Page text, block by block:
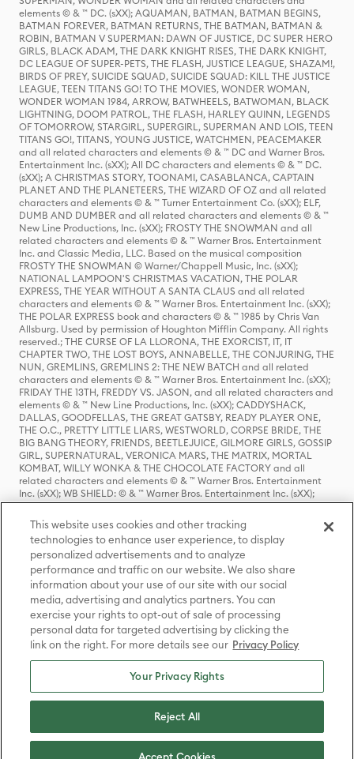
elements © & ™ DC. (sXX); AQUAMAN, BATMAN, BATMAN BEGINS,
BATMAN FOREVER, BATMAN RETURNS, THE BATMAN, BATMAN &
ROBIN, BATMAN V SUPERMAN: DAWN OF JUSTICE, DC SUPER HERO
GIRLS, BLACK ADAM, THE DARK KNIGHT RISES, THE DARK KNIGHT,
DC LEAGUE OF SUPER-PETS, THE FLASH, JUSTICE LEAGUE, SHAZAM!,
BIRDS OF PREY, SUICIDE SQUAD, SUICIDE SQUAD: KILL THE JUSTICE
LEAGUE, TEEN TITANS GO! TO THE MOVIES, WONDER WOMAN,
WONDER WOMAN 1984, ARROW, BATWHEELS, BATWOMAN, BLACK
LIGHTNING, DOOM PATROL, THE FLASH, HARLEY QUINN, LEGENDS
OF TOMORROW, STARGIRL, SUPERGIRL, SUPERMAN AND LOIS, TEEN
TITANS GO!, TITANS, YOUNG JUSTICE, WATCHMEN, PEACEMAKER
and all related characters and elements © & ™ DC and Warner Bros.
Entertainment Inc. (sXX); All DC characters and elements © & ™ DC.
(sXX); A CHRISTMAS STORY, TOONAMI, CASABLANCA, CAPTAIN
PLANET AND THE PLANETEERS, THE WIZARD OF OZ and all related
characters and elements © & ™ Turner Entertainment Co. (sXX); ELF,
DUMB AND DUMBER and all related characters and elements © & ™
New Line Productions, Inc. (sXX); FROSTY THE SNOWMAN and all
related characters and elements © & ™ Warner Bros. Entertainment
Inc. and Classic Media, LLC. Based on the musical composition
FROSTY THE SNOWMAN © Warner/Chappell Music, Inc. (sXX);
NATIONAL LAMPOON'S CHRISTMAS VACATION, THE POLAR
EXPRESS, THE YEAR WITHOUT A SANTA CLAUS and all related
characters and elements © & ™ Warner Bros. Entertainment Inc. (sXX);
THE POLAR EXPRESS book and characters © & ™ 1985 by Chris Van
Allsburg. Used by permission of Houghton Mifflin Company. All rights
reserved.; THE CURSE OF LA LLORONA, THE EXORCIST, IT, IT
CHAPTER TWO, THE LOST BOYS, ANNABELLE, THE CONJURING, THE
NUN, GREMLINS, GREMLINS 2: THE NEW BATCH and all related
characters and elements © & ™ Warner Bros. Entertainment Inc. (sXX);
FRIDAY THE 13TH, FREDDY VS. JASON, and all related characters and
elements © & ™ New Line Productions, Inc. (sXX); CADDYSHACK,
DALLAS, GOODFELLAS, THE GREAT GATSBY, READY PLAYER ONE,
THE O.C., PRETTY LITTLE LIARS, WESTWORLD, CORPSE BRIDE, THE
BIG BANG THEORY, FRIENDS, BEETLEJUICE, GILMORE GIRLS, GOSSIP
GIRL, SUPERNATURAL, VERONICA MARS, THE MATRIX, MORTAL
KOMBAT, WILLY WONKA & THE CHOCOLATE FACTORY and all
related characters and elements © & ™ Warner Bros. Entertainment
Inc. (sXX); WB SHIELD: © & ™ Warner Bros. Entertainment Inc. (sXX);
HOUSE OF THE DRAGON, GAME OF THRONES, and all related
characters and elements © & ™ Home Box Office, Inc. (sXX); CHILLING
ADVENTURES OF SABRINA, RIVERDALE © & ™ Warner Bros.
Entertainment Inc. Archie Comics and all related characters and
elements © & ™ Archie Comic Publications, Inc. Used with permission.
(sXX); SEINFELD and all related characters and elements © & ™ Castle
Rock Entertainment. (sXX); TED LASSO © & ™ Warner Bros.
Entertainment Inc. & Universal Television LLC (sXX); THE HOBBIT: AN
UNEXPECTED JOURNEY, THE HOBBIT: THE DESOLATION OF SMAUG,
THE HOBBIT: THE BATTLE OF THE FIVE ARMIES, THE LORD OF THE
RINGS: THE FELLOWSHIP OF THE RING, THE LORD OF THE RINGS: THE
TWO TOWERS, THE LORD OF THE RINGS: THE RETURN OF THE KING
and the names of the characters, items, events and places therein are
TM of The Saul Zaentz Company d/b/a Middle-earth Enterprises
under license to New Line Productions, Inc. (sXX), © Warner Bros.
Entertainment Inc. All rights reserved; WHERE THE WILD THINGS ARE
Entertainment Inc. (sXX); WIZARDING WORLD and all related
trademarks, characters, names, and indicia are © & ™ Warner Bros.
This website uses cookies and other tracking
technologies to enhance user experience, to display
personalized advertisements and to analyze
performance and traffic on our website. We also share
information about your use of our site with our social
media, advertising and analytics partners. You can
exercise your rights to opt-out of sale of processing
personal data for targeted advertising by clicking the
link on the right. For more details see our Privacy Policy
Your Privacy Rights
Reject All